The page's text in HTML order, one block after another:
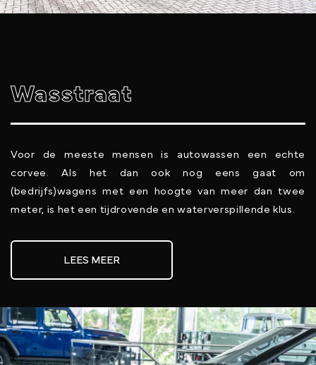
Wasstraat
Voor de meeste mensen is autowassen een echte
corvee. Als het dan ook nog eens gaat om
(bedrijfs)wagens met een hoogte van meer dan twee
meter, is het een tijdrovende en waterverspillende klus.
LEES MEER